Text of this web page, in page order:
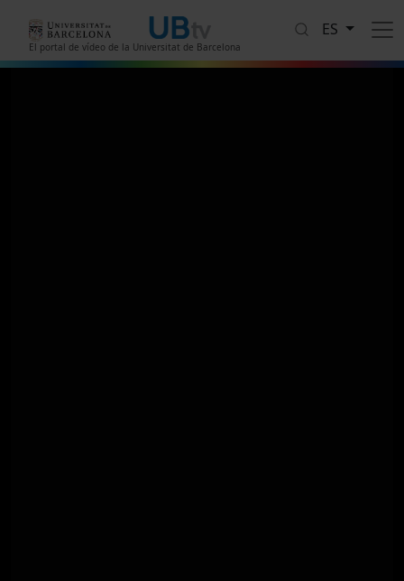
El portal de vídeo de la Universitat de Barcelona
ES